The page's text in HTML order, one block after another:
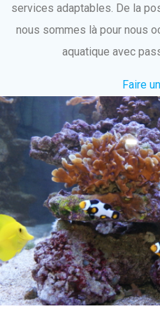
services adaptables. De la
nous sommes là pour nous
aquatique avec
Faire